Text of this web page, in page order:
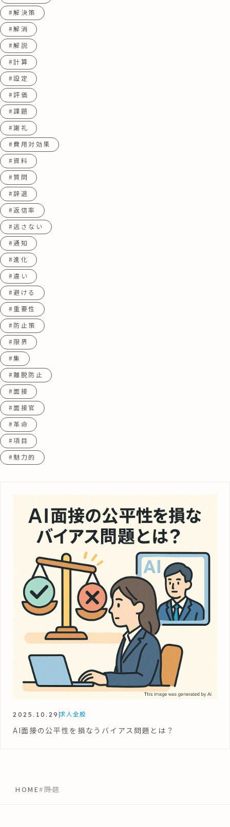
#解決策
#解消
#解説
#計算
#設定
#評価
#課題
#謝礼
#費用対効果
#資料
#質問
#辞退
#返信率
#逃さない
#通知
#進化
#違い
#避ける
#重要性
#防止策
#限界
#集
#離脱防止
#面接
#面接官
#革命
#項目
#魅力的
2025.10.29 求人全般
AI面接の公平性を損なうバイアス問題とは？
HOME#問題